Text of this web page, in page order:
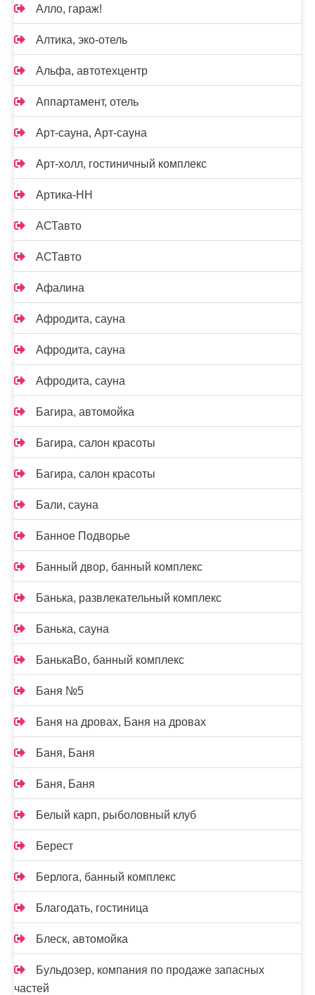
Алло, гараж!
Алтика, эко-отель
Альфа, автотехцентр
Аппартамент, отель
Арт-сауна, Арт-сауна
Арт-холл, гостиничный комплекс
Артика-НН
АСТавто
АСТавто
Афалина
Афродита, сауна
Афродита, сауна
Афродита, сауна
Багира, автомойка
Багира, салон красоты
Багира, салон красоты
Бали, сауна
Банное Подворье
Банный двор, банный комплекс
Банька, развлекательный комплекс
Банька, сауна
БанькаВо, банный комплекс
Баня №5
Баня на дровах, Баня на дровах
Баня, Баня
Баня, Баня
Белый карп, рыболовный клуб
Берест
Берлога, банный комплекс
Благодать, гостиница
Блеск, автомойка
Бульдозер, компания по продаже запасных
частей